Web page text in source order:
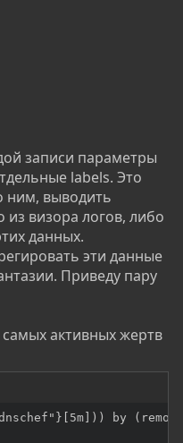
записи параметры
labels. Это
ним, выводить
из визора логов, либо
данных.
эти данные
Приведу пару
активных жертв
by